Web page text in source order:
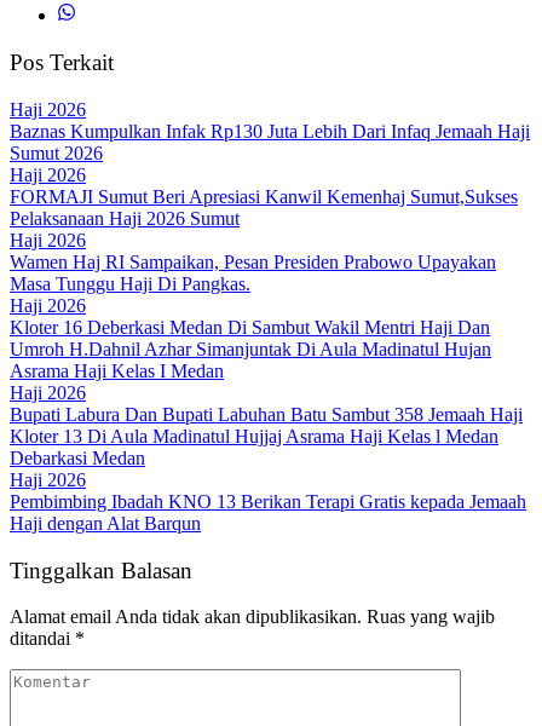
Pos Terkait
Haji 2026
Baznas Kumpulkan Infak Rp130 Juta Lebih Dari Infaq Jemaah Haji
Sumut 2026
Haji 2026
FORMAJI Sumut Beri Apresiasi Kanwil Kemenhaj Sumut,Sukses
Pelaksanaan Haji 2026 Sumut
Haji 2026
Wamen Haj RI Sampaikan, Pesan Presiden Prabowo Upayakan
Masa Tunggu Haji Di Pangkas.
Haji 2026
Kloter 16 Deberkasi Medan Di Sambut Wakil Mentri Haji Dan
Umroh H.Dahnil Azhar Simanjuntak Di Aula Madinatul Hujan
Asrama Haji Kelas I Medan
Haji 2026
Bupati Labura Dan Bupati Labuhan Batu Sambut 358 Jemaah Haji
Kloter 13 Di Aula Madinatul Hujjaj Asrama Haji Kelas l Medan
Debarkasi Medan
Haji 2026
Pembimbing Ibadah KNO 13 Berikan Terapi Gratis kepada Jemaah
Haji dengan Alat Barqun
Tinggalkan Balasan
Alamat email Anda tidak akan dipublikasikan. Ruas yang wajib
ditandai *